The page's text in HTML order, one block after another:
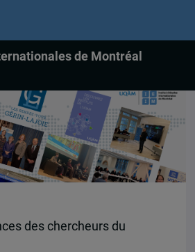
de Montréal
des chercheurs du